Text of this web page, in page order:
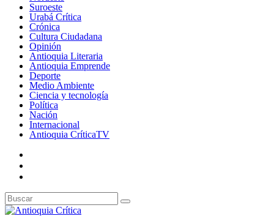
Suroeste
Urabá Crítica
Crónica
Cultura Ciudadana
Opinión
Antioquia Literaria
Antioquia Emprende
Deporte
Medio Ambiente
Ciencia y tecnología
Política
Nación
Internacional
Antioquia CríticaTV